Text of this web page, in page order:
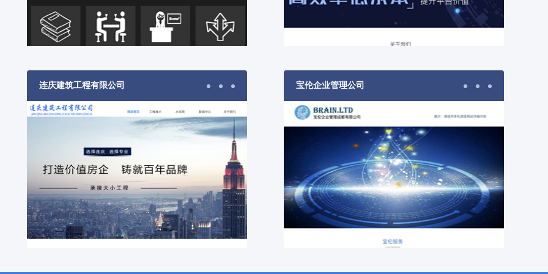
连庆建筑工程有限公司 宝伦企业管理公司